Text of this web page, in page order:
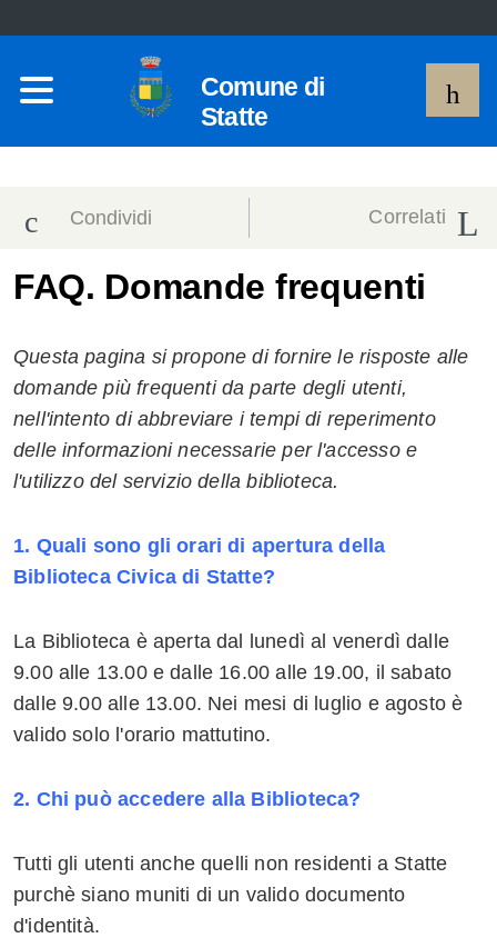
Comune di
Statte
Condividi
network
Condividi
Condividi
Facebook
su
Twitter
Condividi
su
Facebook
Condividi
su
Whatsapp
Correlati
FAQ. Domande frequenti
Questa pagina si propone di fornire le risposte alle
domande più frequenti da parte degli utenti,
nell'intento di abbreviare i tempi di reperimento
delle informazioni necessarie per l'accesso e
l'utilizzo del servizio della biblioteca.
1. Quali sono gli orari di apertura della
Biblioteca Civica di Statte?
La Biblioteca è aperta dal lunedì al venerdì dalle
9.00 alle 13.00 e dalle 16.00 alle 19.00, il sabato
dalle 9.00 alle 13.00. Nei mesi di luglio e agosto è
valido solo l'orario mattutino.
2. Chi può accedere alla Biblioteca?
Tutti gli utenti anche quelli non residenti a Statte
purchè siano muniti di un valido documento
d'identità.